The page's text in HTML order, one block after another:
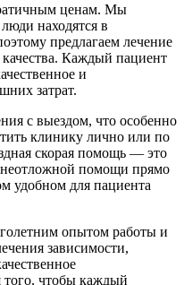
ценам. Мы
находятся в
предлагаем лечение
Каждый пациент
и
затрат.
с выездом, что особенно
клинику лично или по
скорая помощь — это
неотложной помощи прямо
удобном для пациента
опытом работы и
зависимости,
того, чтобы каждый